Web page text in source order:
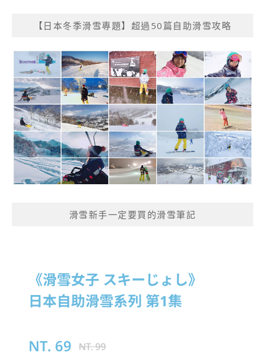
【日本冬季滑雪專題】超過50篇自助滑雪攻略
滑雪新手一定要買的滑雪筆記